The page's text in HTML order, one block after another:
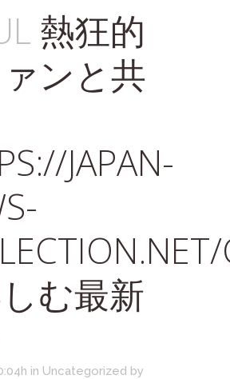
熱狂的
ンと共
JAPAN-
む最新
in Uncategorized by